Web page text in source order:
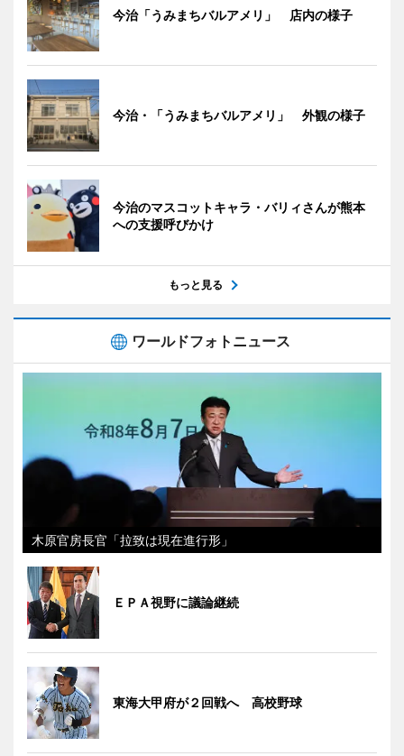
今治「うみまちバルアメリ」 店内の様子
今治・「うみまちバルアメリ」 外観の様子
今治のマスコットキャラ・バリィさんが熊本
への支援呼びかけ
もっと見る
ワールドフォトニュース
木原官房長官「拉致は現在進行形」
ＥＰＡ視野に議論継続
東海大甲府が２回戦へ 高校野球